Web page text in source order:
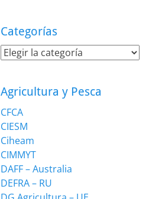
Categorías
Categorías
Agricultura y Pesca
CFCA
CIESM
Ciheam
CIMMYT
DAFF – Australia
DEFRA – RU